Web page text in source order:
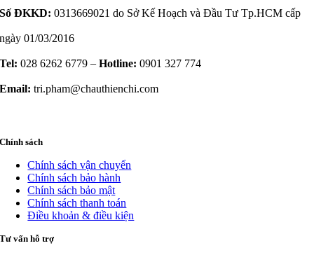
Số ĐKKD: 0313669021 do Sở Kế Hoạch và Đầu Tư Tp.HCM cấp
ngày 01/03/2016
Tel: 028 6262 6779 –Hotline: 0901 327 774
Email: tri.pham@chauthienchi.com
Chính sách
Chính sách vận chuyển
Chính sách bảo hành
Chính sách bảo mật
Chính sách thanh toán
Điều khoản & điều kiện
Tư vấn hỗ trợ